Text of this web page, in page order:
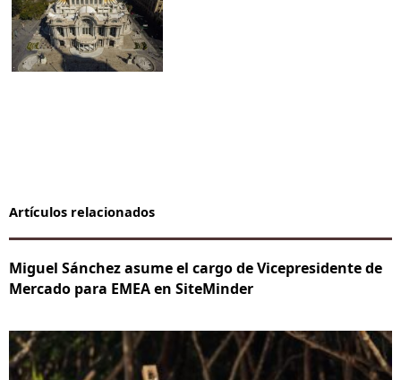
Artículos relacionados
Miguel Sánchez asume el cargo de Vicepresidente de
Mercado para EMEA en SiteMinder